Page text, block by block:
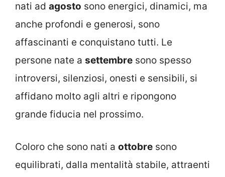
nati ad agosto sono energici, dinamici, ma
anche profondi e generosi, sono
affascinanti e conquistano tutti. Le
persone nate a settembre sono spesso
introversi, silenziosi, onesti e sensibili, si
affidano molto agli altri e ripongono
grande fiducia nel prossimo.
Coloro che sono nati a ottobre sono
equilibrati, dalla mentalità stabile, attraenti